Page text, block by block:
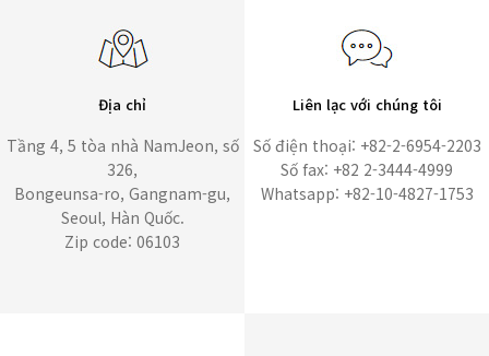
Địa chỉ
Tầng 4, 5 tòa nhà NamJeon, số
326,
Bongeunsa-ro, Gangnam-gu,
Seoul, Hàn Quốc.
Zip code: 06103
Liên lạc với chúng tôi
Số điện thoại: +82-2-6954-2203
Số fax: +82 2-3444-4999
Whatsapp: +82-10-4827-1753